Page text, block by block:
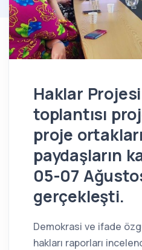
Haklar
toplantısı
proje
paydaşların
05-07
gerçekleşti.
Demokrasi ve ifade
hakları raporları